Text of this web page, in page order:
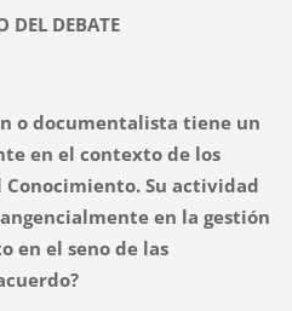
DEL DEBATE
o documentalista tiene un
en el contexto de los
Conocimiento. Su actividad
en la gestión
en el seno de las